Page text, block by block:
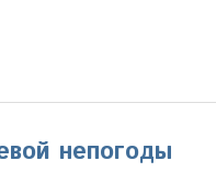
непогоды